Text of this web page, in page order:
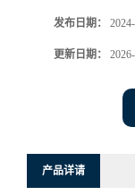
发布日期：
更新日期：
产品详请